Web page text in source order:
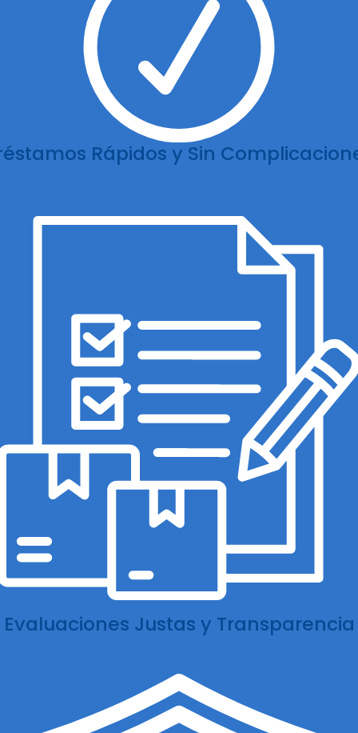
Rápidos y Sin
Evaluaciones Justas y Transparencia